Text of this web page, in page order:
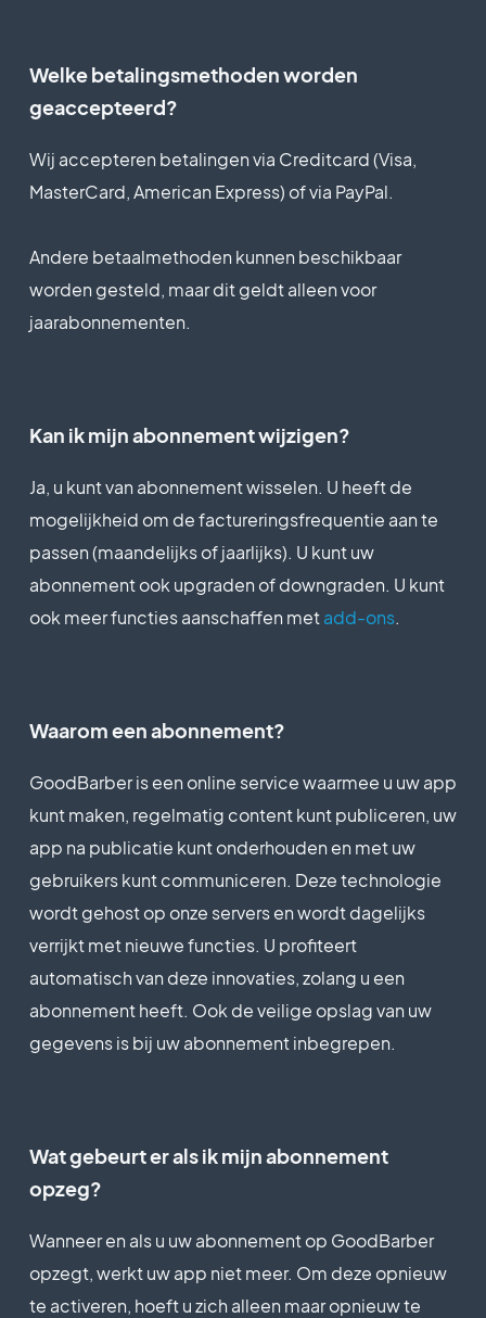
Belangrijkste functies
'Drag and drop' appbouwer
ZONDER CODE
ontwerp
Content Management
persoonlijke ondersteuning,
door het GoodBarber-team)
Premium
SEO-vriendelijk, AMP, ASO-
vriendelijk
Ondersteuning (echte
persoonlijke ondersteuning,
Prijzen voor jaarabonnementen
'Drag and drop' appbouwer
ZONDER CODE
Volledig aanpasbaar
ontwerp
System
SEO-vriendelijk, AMP, ASO-
vriendelijk
door het GoodBarber-team)
Prijzen voor jaarabonnementen
Bureau
$2580/jaar
Welke betalingsmethoden worden
geaccepteerd?
Wij accepteren betalingen via Creditcard (Visa,
MasterCard, American Express) of via PayPal.
Andere betaalmethoden kunnen beschikbaar
worden gesteld, maar dit geldt alleen voor
jaarabonnementen.
Kan ik mijn abonnement wijzigen?
Ja, u kunt van abonnement wisselen. U heeft de
mogelijkheid om de factureringsfrequentie aan te
passen (maandelijks of jaarlijks). U kunt uw
abonnement ook upgraden of downgraden. U kunt
ook meer functies aanschaffen metadd-ons.
Waarom een abonnement?
GoodBarber is een online service waarmee u uw app
kunt maken, regelmatig content kunt publiceren, uw
app na publicatie kunt onderhouden en met uw
gebruikers kunt communiceren. Deze technologie
wordt gehost op onze servers en wordt dagelijks
verrijkt met nieuwe functies. U profiteert
automatisch van deze innovaties, zolang u een
abonnement heeft. Ook de veilige opslag van uw
gegevens is bij uw abonnement inbegrepen.
Wat gebeurt er als ik mijn abonnement
opzeg?
Wanneer en als u uw abonnement op GoodBarber
opzegt, werkt uw app niet meer. Om deze opnieuw
te activeren, hoeft u zich alleen maar opnieuw te